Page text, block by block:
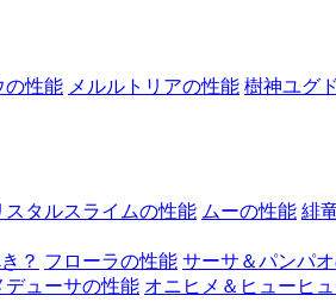
の性能 メルルトリアの性能 樹神ユグ
スタルスライムの性能 ムーの性能 緋
？ フローラの性能 サーサ＆パンパ
デューサの性能 オニヒメ＆ヒューヒ